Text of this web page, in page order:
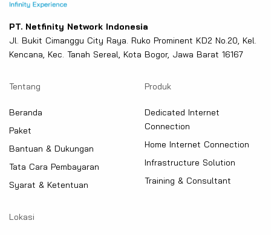
PT. Netfinity Network Indonesia
Jl. Bukit Cimanggu City Raya. Ruko Prominent KD2 No.20, Kel.
Kencana, Kec. Tanah Sereal, Kota Bogor, Jawa Barat 16167
Tentang
Beranda
Paket
Bantuan & Dukungan
Tata Cara Pembayaran
Syarat & Ketentuan
Produk
Dedicated Internet
Connection
Home Internet Connection
Infrastructure Solution
Training & Consultant
Lokasi